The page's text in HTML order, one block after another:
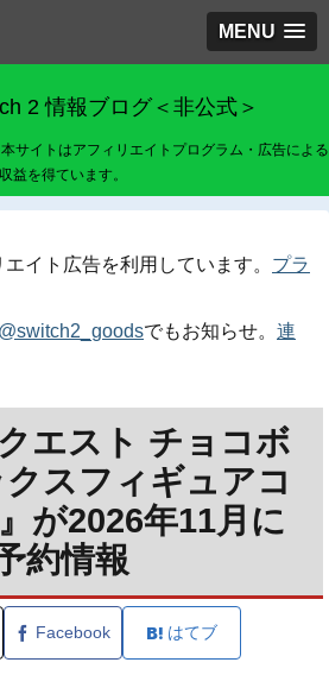
MENU
2 情報ブログ＜非公式＞
サイトはアフィリエイトプログラム・広告による
収益を得ています。
イト広告を利用しています。 プラ
@switch2_goodsでもお知らせ。 連
エスト チョコボ
スフィギュアコ
が2026年11月に
約情報
Facebook はてブ